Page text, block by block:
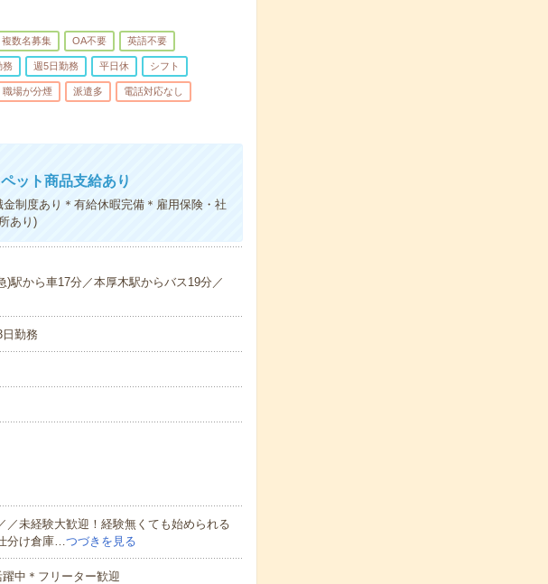
複数名募集 OA不要 英語不要
務 週5日勤務 平日休 シフト
職場が分煙 派遣多 電話対応なし
ット商品支給あり
制度あり＊有給休暇完備＊雇用保険・社
あり)
駅から車17分／本厚木駅からバス19分／
日勤務
未経験大歓迎！経験無くても始められる
分け倉庫…つづきを見る
中＊フリーター歓迎